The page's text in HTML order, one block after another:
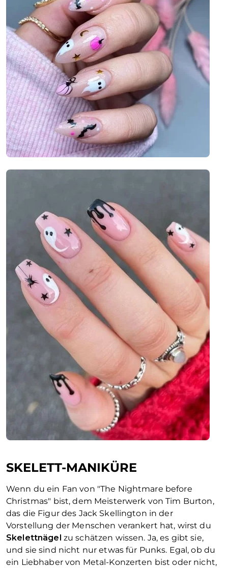
SKELETT-MANIKÜRE
Wenn du ein Fan von "The Nightmare before
Christmas" bist, dem Meisterwerk von Tim Burton,
das die Figur des Jack Skellington in der
Vorstellung der Menschen verankert hat, wirst du
Skelettnägel zu schätzen wissen. Ja, es gibt sie,
und sie sind nicht nur etwas für Punks. Egal, ob du
ein Liebhaber von Metal-Konzerten bist oder nicht,